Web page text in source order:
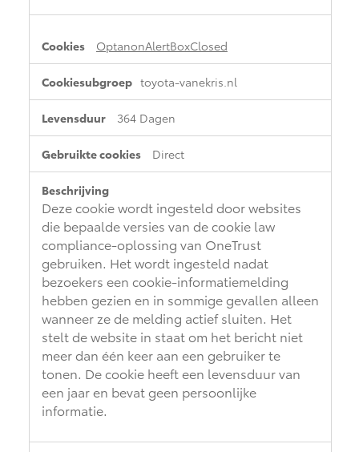
OptanonAlertBoxClosed
toyota-vanekris.nl
364 Dagen
Direct
Deze cookie wordt ingesteld door websites
die bepaalde versies van de cookie law
compliance-oplossing van OneTrust
gebruiken. Het wordt ingesteld nadat
bezoekers een cookie-informatiemelding
hebben gezien en in sommige gevallen alleen
wanneer ze de melding actief sluiten. Het
stelt de website in staat om het bericht niet
meer dan één keer aan een gebruiker te
tonen. De cookie heeft een levensduur van
een jaar en bevat geen persoonlijke
informatie.